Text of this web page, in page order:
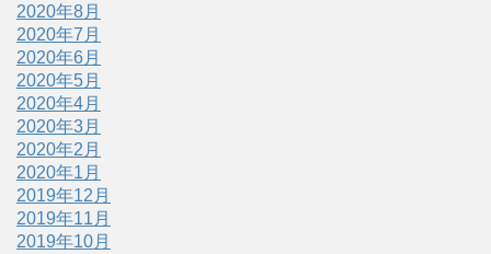
2020年8月
2020年7月
2020年6月
2020年5月
2020年4月
2020年3月
2020年2月
2020年1月
2019年12月
2019年11月
2019年10月